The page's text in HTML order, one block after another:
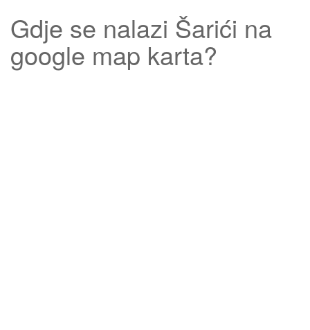
Gdje se nalazi Šarići na
google map karta?